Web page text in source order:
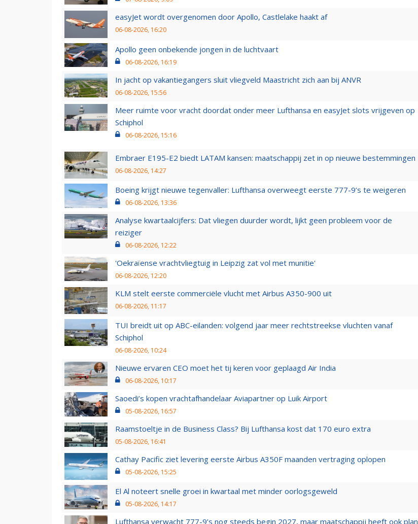
easyJet wordt overgenomen door Apollo, Castlelake haakt af
06-08-2026, 16:20
Apollo geen onbekende jongen in de luchtvaart
06-08-2026, 16:19
In jacht op vakantiegangers sluit vliegveld Maastricht zich aan bij ANVR
06-08-2026, 15:56
Meer ruimte voor vracht doordat onder meer Lufthansa en easyJet slots vrijgeven op
Schiphol
06-08-2026, 15:16
Embraer E195-E2 biedt LATAM kansen: maatschappij zet in op nieuwe bestemmingen
06-08-2026, 14:27
Boeing krijgt nieuwe tegenvaller: Lufthansa overweegt eerste 777-9’s te weigeren
06-08-2026, 13:36
Analyse kwartaalcijfers: Dat vliegen duurder wordt, lijkt geen probleem voor de
reiziger
06-08-2026, 12:22
'Oekraïense vrachtvliegtuig in Leipzig zat vol met munitie'
06-08-2026, 12:20
KLM stelt eerste commerciële vlucht met Airbus A350-900 uit
06-08-2026, 11:17
TUI breidt uit op ABC-eilanden: volgend jaar meer rechtstreekse vluchten vanaf
Schiphol
06-08-2026, 10:24
Nieuwe ervaren CEO moet het tij keren voor geplaagd Air India
06-08-2026, 10:17
Saoedi’s kopen vrachtafhandelaar Aviapartner op Luik Airport
05-08-2026, 16:57
Raamstoeltje in de Business Class? Bij Lufthansa kost dat 170 euro extra
05-08-2026, 16:41
Cathay Pacific ziet levering eerste Airbus A350F maanden vertraging oplopen
05-08-2026, 15:25
El Al noteert snelle groei in kwartaal met minder oorlogsgeweld
05-08-2026, 14:17
Lufthansa verwacht 777-9’s nog steeds begin 2027, maar maatschappij heeft ook plan